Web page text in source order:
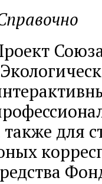
также для